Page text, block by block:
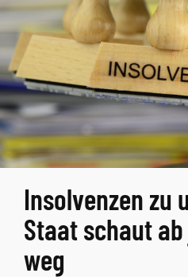
Insolvenzen zu
Staat schaut
weg